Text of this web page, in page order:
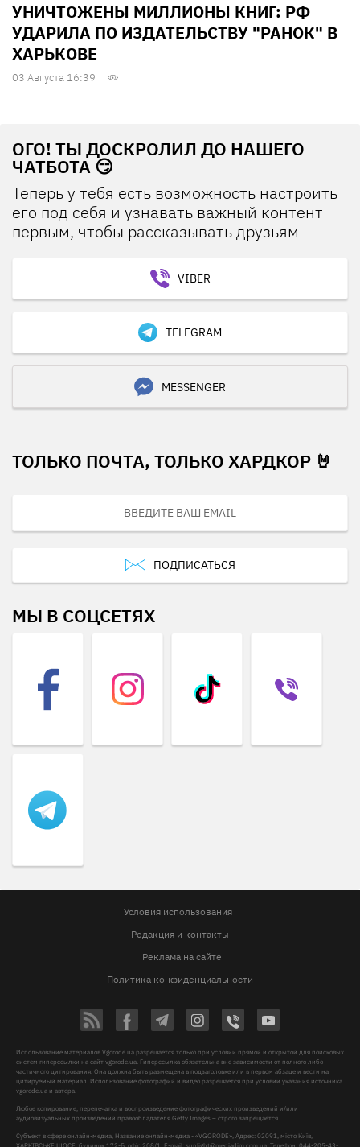
УНИЧТОЖЕНЫ МИЛЛИОНЫ КНИГ: РФ
УДАРИЛА ПО ИЗДАТЕЛЬСТВУ "РАНОК" В
ХАРЬКОВЕ
03 Августа 16:39
ОГО! ТЫ ДОСКРОЛИЛ ДО НАШЕГО
ЧАТБОТА 😏
Теперь у тебя есть возможность настроить
его под себя и узнавать важный контент
первым, чтобы рассказывать друзьям
VIBER
TELEGRAM
MESSENGER
ТОЛЬКО ПОЧТА, ТОЛЬКО ХАРДКОР 🤘
ПОДПИСАТЬСЯ
МЫ В СОЦСЕТЯХ
Условия использования
Редакция и контакты
Реклама на сайте
Политика конфиденциальности
Использование материалов Vgorode.ua разрешается только при условии прямой и открытой для поисковых
систем гиперссылки на сайт vgorode.ua. Гиперссылка обязательна вне зависимости от полного либо
частичного цитирования. Она должна быть размещена в подзаголовке или в первом абзаце и вести на
цитируемый материал. Использование фотографий и видео разрешается при условии указания источника
vgorode.ua и автора.
Любое копирование, перепечатка и воспроизведение фотографических произведений и/или
аудиовизуальных произведений правообладателя Getty Images – строго запрещается.
Субъект в сфере онлайн-медиа, Название онлайн-медиа - «VGORODE», Адрес: 02091, місто Київ,